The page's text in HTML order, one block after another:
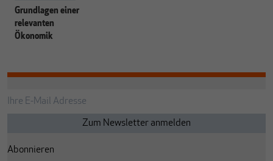
Grundlagen einer
relevanten
Ökonomik
Abonnieren